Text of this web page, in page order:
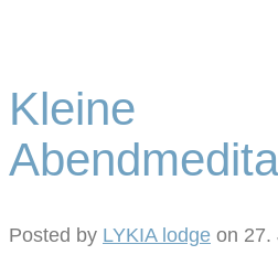
Kleine
Posted by LYKIA lodge on 27.